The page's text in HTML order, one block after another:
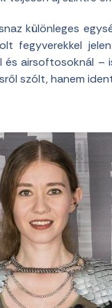
különleges
fegyverekkel
airsoftosoknál –
szólt, hanem